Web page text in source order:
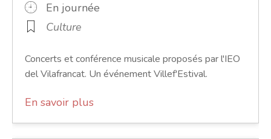
En journée
Culture
Concerts et conférence musicale proposés par l'IEO
del Vilafrancat. Un événement Villef'Estival.
En savoir plus